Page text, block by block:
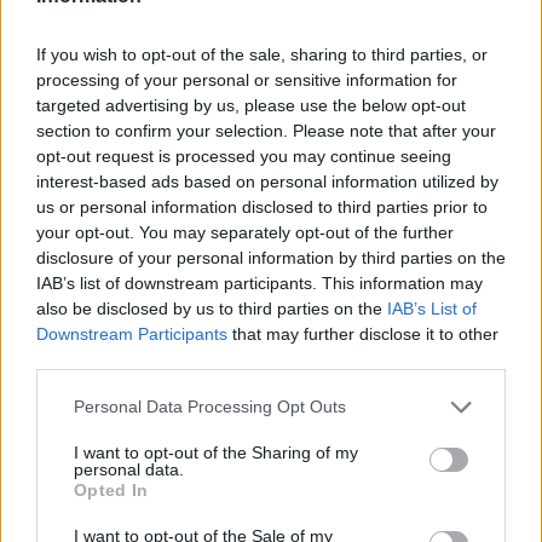
If you wish to opt-out of the sale, sharing to third parties, or
processing of your personal or sensitive information for
targeted advertising by us, please use the below opt-out
section to confirm your selection. Please note that after your
opt-out request is processed you may continue seeing
interest-based ads based on personal information utilized by
us or personal information disclosed to third parties prior to
your opt-out. You may separately opt-out of the further
disclosure of your personal information by third parties on the
IAB’s list of downstream participants. This information may
also be disclosed by us to third parties on the IAB’s List of
Downstream Participants that may further disclose it to other
Personal Data Processing Opt Outs
I want to opt-out of the Sharing of my
personal data.
Opted In
I want to opt-out of the Sale of my
2 φλιτζάνια νιφάδες βρώμης
(παραδοσιακού τύπου)
½ φλιτζάνι αμύγδαλα σε φέτες (φιλέ)
¼ φλιτζάνι ανάλατος κολοκυθόσπορος
(pepitas)
6 χουρμάδες χωρίς κουκούτσι (περίπου ⅓
του φλιτζανιού, καλά πατημένοι)
¼ φλιτζάνι λιωμένο λάδι καρύδας
¼ φλιτζάνι βούτυρο αμυγδάλου χωρίς
ζάχαρη
1 κουταλάκι του γλυκού εκχύλισμα βανίλιας
½ κουταλάκι του γλυκού κανέλα σε σκόνη
πιπερόριζα (τζίντζερ)
¼ κουταλάκι του γλυκού αλάτι
1 μεγάλο ασπράδι αυγού